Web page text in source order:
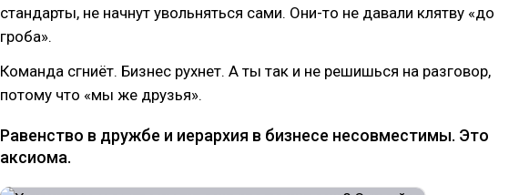
стандарты, не начнут увольняться сами. Они-то не давали клятву «до
гроба».
Команда сгниёт. Бизнес рухнет. А ты так и не решишься на разговор,
потому что «мы же друзья».
Равенство в дружбе и иерархия в бизнесе несовместимы. Это
аксиома.